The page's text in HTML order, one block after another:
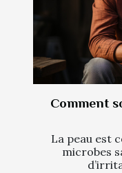
Comment
La peau est
microbes